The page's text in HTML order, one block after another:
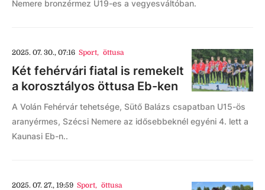
Nemere bronzérmez U19-es a vegyesváltóban.
2025. 07. 30., 07:16 Sport, öttusa
Két fehérvári fiatal is remekelt
a korosztályos öttusa Eb-ken
A Volán Fehérvár tehetsége, Sütő Balázs csapatban U15-ös
aranyérmes, Szécsi Nemere az idősebbeknél egyéni 4. lett a
Kaunasi Eb-n..
2025. 07. 27., 19:59 Sport, öttusa